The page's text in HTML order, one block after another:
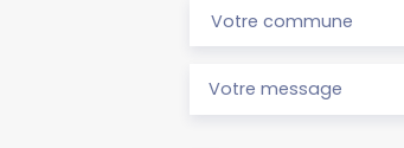
Votre commune
Votre message